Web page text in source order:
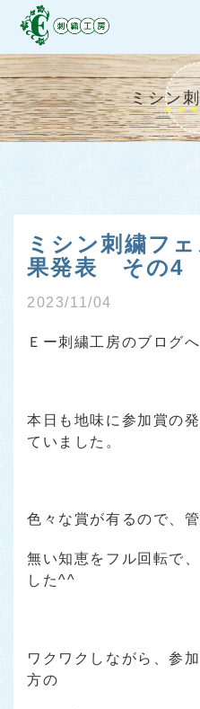
ミシン
ミシン刺繍フ
果発表 その4
2023/11/04
Ｅー刺繍工房のブログ
本日も地味に参加賞の
ていました。
色々な賞が有るので、
無い知恵をフル回転で
した^^
ワクワクしながら、参
方の